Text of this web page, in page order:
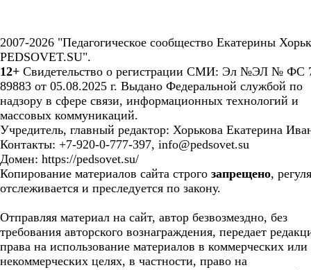
2007-2026 "Педагогическое сообщество Екатерины
PEDSOVET.SU".
12+ Свидетельство о регистрации СМИ: Эл №ЭЛ № ФС
89883 от 05.08.2025 г. Выдано Федеральной службой по
надзору в сфере связи, информационных технологий и
массовых коммуникаций.
Учредитель, главный редактор: Хорькова Екатерина
Контакты: +7-920-0-777-397, info@pedsovet.su
Домен: https://pedsovet.su/
Копирование материалов сайта строго запрещено,
отслеживается и преследуется по закону.
Отправляя материал на сайт, автор безвозмездно, без
требования авторского вознаграждения, передает
права на использование материалов в коммерческих или
некоммерческих целях, в частности, право на